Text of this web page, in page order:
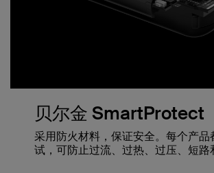
贝尔金 SmartProtect
采用防火材料，保证安全。每个产品
试，可防止过流、过热、过压、短路